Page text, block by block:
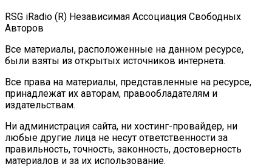
RSG iRadio (R) Независимая Ассоциация Свободных
Авторов
Все материалы, расположенные на данном ресурсе,
были взяты из открытых источников интернета.
Все права на материалы, представленные на ресурсе,
принадлежат их авторам, правообладателям и
издательствам.
Ни администрация сайта, ни хостинг-провайдер, ни
любые другие лица не несут ответственности за
правильность, точность, законность, достоверность
материалов и за их использование.